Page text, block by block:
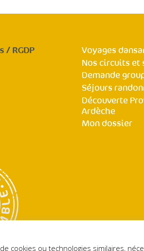
/ RGDP
Voyages
Nos circuits et
Demande
Séjours
Découverte
Ardèche
Mon dossier
cookies ou technologies similaires,